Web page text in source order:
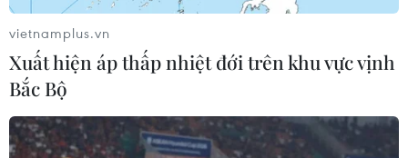
vietnamplus.vn
Xuất hiện áp thấp nhiệt đới trên khu vực vịnh
Bắc Bộ